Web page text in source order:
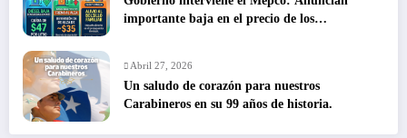
importante baja en el precio de los
Abril 27, 2026
Un saludo de corazón para nuestros
Carabineros en su 99 años de historia.